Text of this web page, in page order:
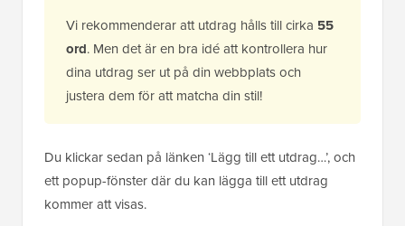
Vi rekommenderar att utdrag hålls till cirka 55
ord. Men det är en bra idé att kontrollera hur
dina utdrag ser ut på din webbplats och
justera dem för att matcha din stil!
Du klickar sedan på länken ‘Lägg till ett utdrag…’, och
ett popup-fönster där du kan lägga till ett utdrag
kommer att visas.